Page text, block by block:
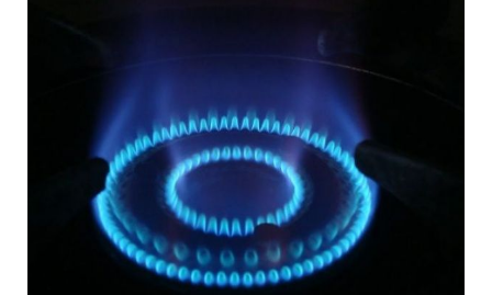
comme un manque de progrès dans les initiatives
conjointes et des inquiétudes concernant la nature
évolutive du Conseil.